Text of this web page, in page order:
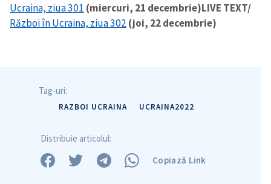
Ucraina, ziua 301 (miercuri, 21 decembrie)LIVE TEXT/
Război în Ucraina, ziua 302 (joi, 22 decembrie)
Tag-uri:
RAZBOI UCRAINA UCRAINA2022
Distribuie articolul:
Copiază Link